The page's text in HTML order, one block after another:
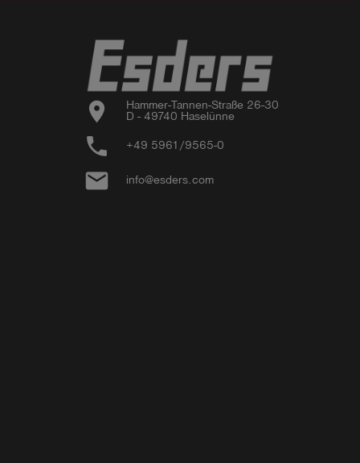
location_on
Hammer-Tannen-Straße 26-30
D - 49740 Haselünne
phone +49 5961/9565-0
email info@esders.com